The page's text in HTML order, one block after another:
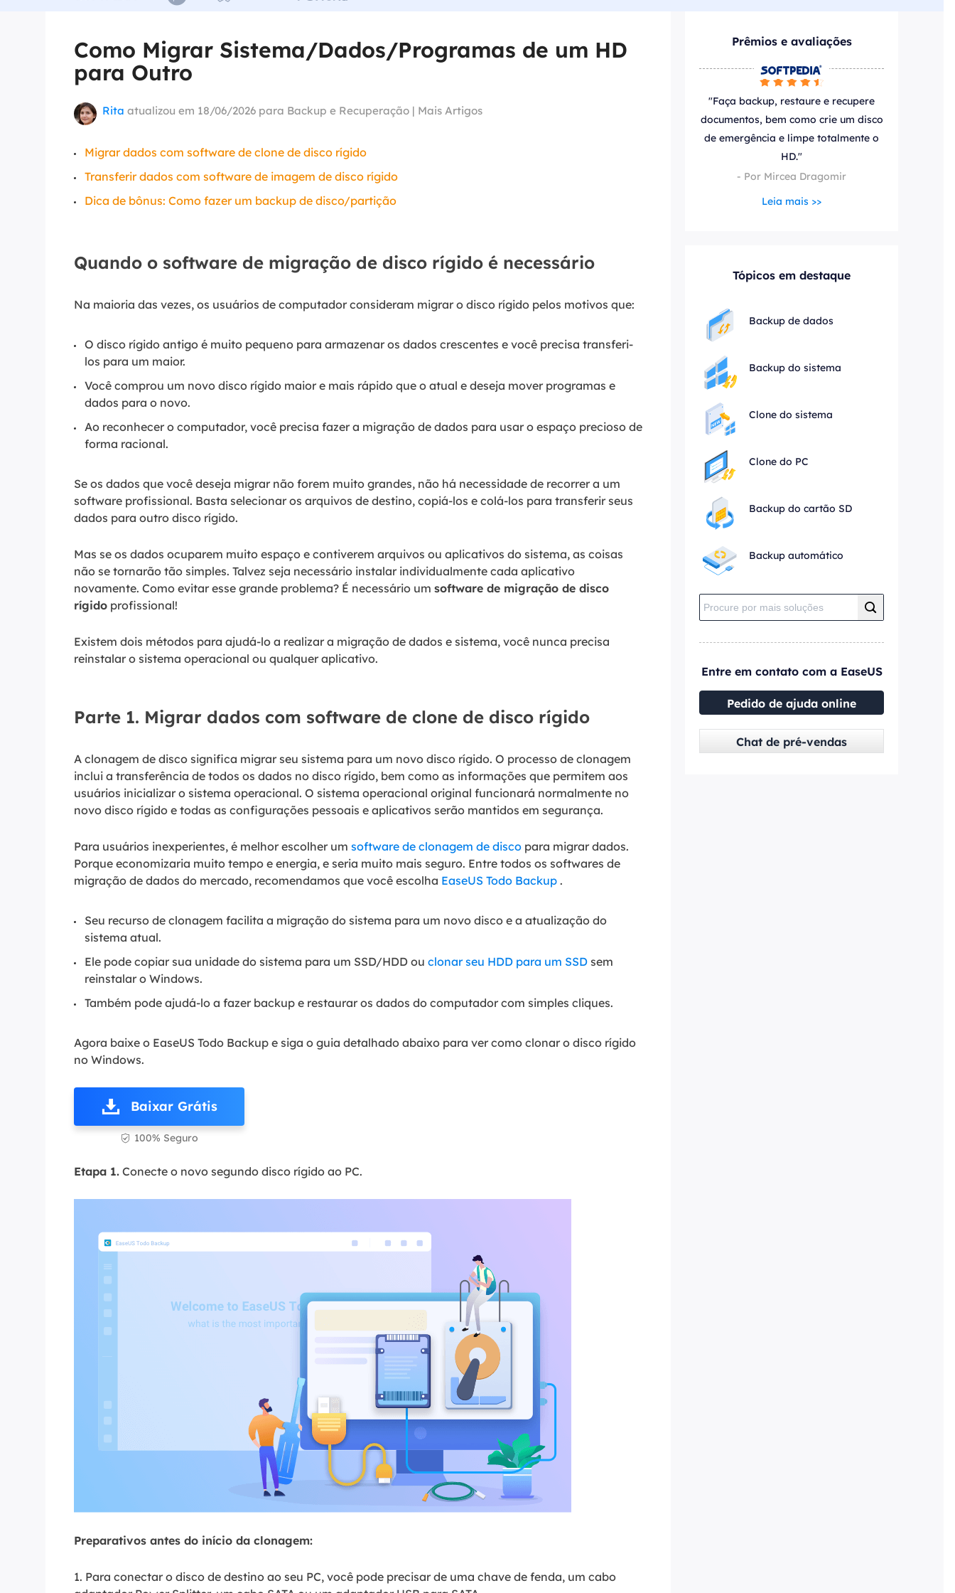
Recuperação de partição perdida
Recuperação de Pen Drive
Recuperação de HD Externo
Implantação inteligente do Windows
Vocal Remover (Online)
Remover vocais online grátis
Como Migrar Sistema/Dados/Programas de um HD
para Outro
Rita atualizou em 18/06/2026 para Backup e Recuperação | Mais Artigos
Migrar dados com software de clone de disco rígido
Transferir dados com software de imagem de disco rígido
Dica de bônus: Como fazer um backup de disco/partição
Quando o software de migração de disco rígido é necessário
Na maioria das vezes, os usuários de computador consideram migrar o disco rígido pelos motivos que:
O disco rígido antigo é muito pequeno para armazenar os dados crescentes e você precisa transferi-
los para um maior.
Você comprou um novo disco rígido maior e mais rápido que o atual e deseja mover programas e
dados para o novo.
Ao reconhecer o computador, você precisa fazer a migração de dados para usar o espaço precioso de
forma racional.
Se os dados que você deseja migrar não forem muito grandes, não há necessidade de recorrer a um
software profissional. Basta selecionar os arquivos de destino, copiá-los e colá-los para transferir seus
dados para outro disco rígido.
Mas se os dados ocuparem muito espaço e contiverem arquivos ou aplicativos do sistema, as coisas
não se tornarão tão simples. Talvez seja necessário instalar individualmente cada aplicativo
novamente. Como evitar esse grande problema? É necessário um software de migração de disco
rígido profissional!
Existem dois métodos para ajudá-lo a realizar a migração de dados e sistema, você nunca precisa
reinstalar o sistema operacional ou qualquer aplicativo.
Parte 1. Migrar dados com software de clone de disco rígido
A clonagem de disco significa migrar seu sistema para um novo disco rígido. O processo de clonagem
inclui a transferência de todos os dados no disco rígido, bem como as informações que permitem aos
usuários inicializar o sistema operacional. O sistema operacional original funcionará normalmente no
novo disco rígido e todas as configurações pessoais e aplicativos serão mantidos em segurança.
Para usuários inexperientes, é melhor escolher um software de clonagem de disco para migrar dados.
Porque economizaria muito tempo e energia, e seria muito mais seguro. Entre todos os softwares de
migração de dados do mercado, recomendamos que você escolha EaseUS Todo Backup .
Seu recurso de clonagem facilita a migração do sistema para um novo disco e a atualização do
sistema atual.
Ele pode copiar sua unidade do sistema para um SSD/HDD ou clonar seu HDD para um SSD sem
reinstalar o Windows.
Também pode ajudá-lo a fazer backup e restaurar os dados do computador com simples cliques.
Agora baixe o EaseUS Todo Backup e siga o guia detalhado abaixo para ver como clonar o disco rígido
no Windows.
Baixar Grátis
 100% Seguro
Etapa 1. Conecte o novo segundo disco rígido ao PC.
Preparativos antes do início da clonagem:
1. Para conectar o disco de destino ao seu PC, você pode precisar de uma chave de fenda, um cabo
Prêmios e avaliações

    
"Faça backup, restaure e recupere
documentos, bem como crie um disco
de emergência e limpe totalmente o
HD."
- Por Mircea Dragomir
Leia mais >>
Tópicos em destaque
Backup de dados
Backup do sistema
Clone do sistema
Clone do PC
Backup do cartão SD
Backup automático
Entre em contato com a EaseUS
Pedido de ajuda online
Chat de pré-vendas